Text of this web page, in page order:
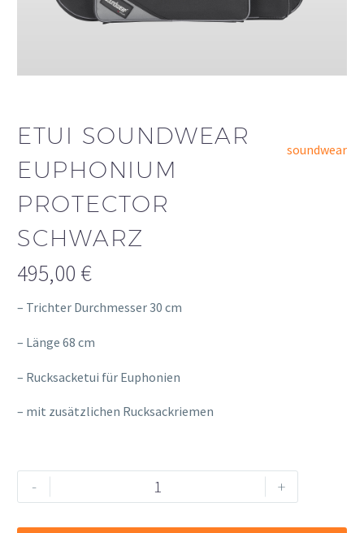
ETUI SOUNDWEAR
EUPHONIUM
PROTECTOR
SCHWARZ
soundwear
495,00 €
– Trichter Durchmesser 30 cm
– Länge 68 cm
– Rucksacketui für Euphonien
– mit zusätzlichen Rucksackriemen
-
soundwear
+
Alternative: